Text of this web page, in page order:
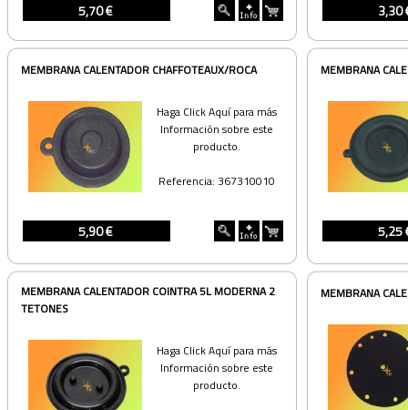
5,70 € 3,30
MEMBRANA CALENTADOR CHAFFOTEAUX/ROCA
Haga Click Aquí para más
Información sobre este
producto.
Referencia: 367310010
5,90 €
MEMBRANA
5,25
MEMBRANA CALENTADOR COINTRA 5L MODERNA 2
TETONES
Haga Click Aquí para más
Información sobre este
producto.
MEMBRANA